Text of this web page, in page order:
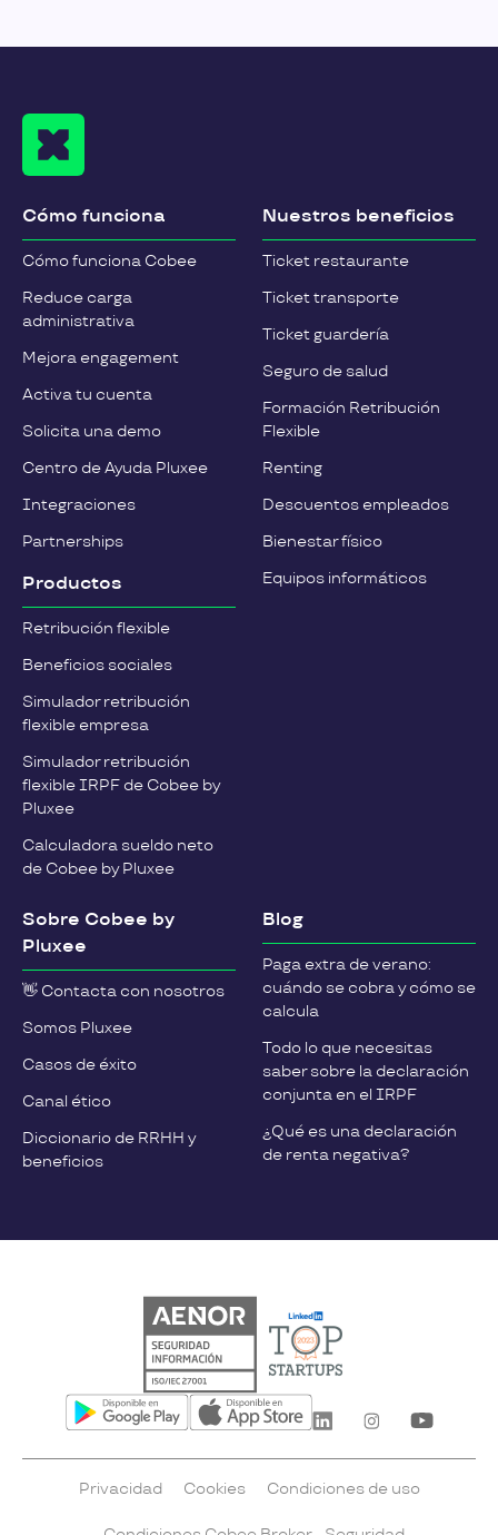
Cómo funciona
Cómo funciona Cobee
Reduce carga
administrativa
Mejora engagement
Activa tu cuenta
Solicita una demo
Centro de Ayuda Pluxee
Integraciones
Partnerships
Productos
Retribución flexible
Beneficios sociales
Simulador retribución
flexible empresa
Simulador retribución
flexible IRPF de Cobee by
Pluxee
Calculadora sueldo neto
de Cobee by Pluxee
Nuestros beneficios
Ticket restaurante
Ticket transporte
Ticket guardería
Seguro de salud
Formación Retribución
Flexible
Renting
Descuentos empleados
Bienestar físico
Equipos informáticos
Sobre Cobee by
Pluxee
👋 Contacta con nosotros
Somos Pluxee
Casos de éxito
Canal ético
Diccionario de RRHH y
beneficios
Blog
Paga extra de verano:
cuándo se cobra y cómo se
calcula
Todo lo que necesitas
saber sobre la declaración
conjunta en el IRPF
¿Qué es una declaración
de renta negativa?
Privacidad Cookies Condiciones de uso